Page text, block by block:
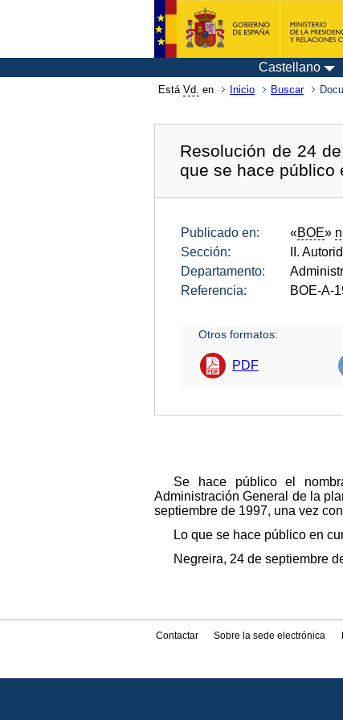
Castellano
Está Vd. en Inicio Buscar
Resolución de 24
que se hace público
Publicado en: «BOE»
Sección:
II.
Departamento:
Referencia:
BOE-A-
Otros formatos:
PDF
Se hace público el
Administración General de la
septiembre de 1997, una vez
Lo que se hace público en
Negreira, 24 de septiembre
Contactar Sobre la sede electrónica